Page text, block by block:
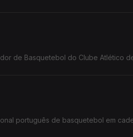
de Basquetebol do Clube Atlético
português de basquetebol em